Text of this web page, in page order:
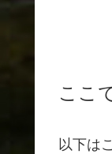
ここ
以下は